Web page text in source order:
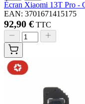
Écran Xiaomi 13T Pro -
EAN: 3701671415175
92,90 € TTC